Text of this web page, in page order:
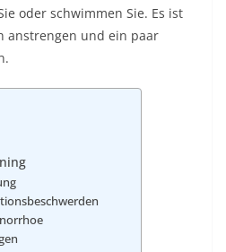
oder schwimmen Sie. Es ist
anstrengen und ein paar